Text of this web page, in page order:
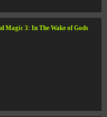
Magic 3: In The Wake of Gods